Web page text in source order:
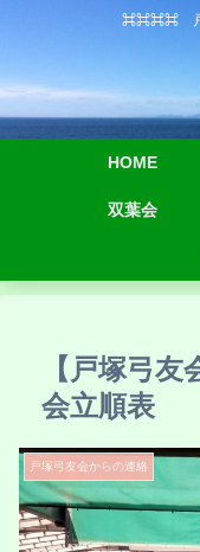
⌘⌘⌘⌘ 戸
HOME
双葉会
【戸塚弓
会立順表
戸塚弓友会からの連絡